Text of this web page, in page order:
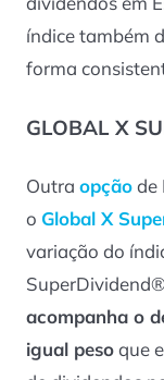
índice também
forma
GLOBAL X
Outra opçãode
o Global X
variação do
acompanha o
igual pesoque